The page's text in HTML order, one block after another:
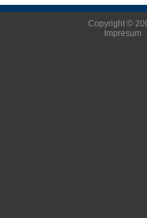
Copyright ©
Impresum